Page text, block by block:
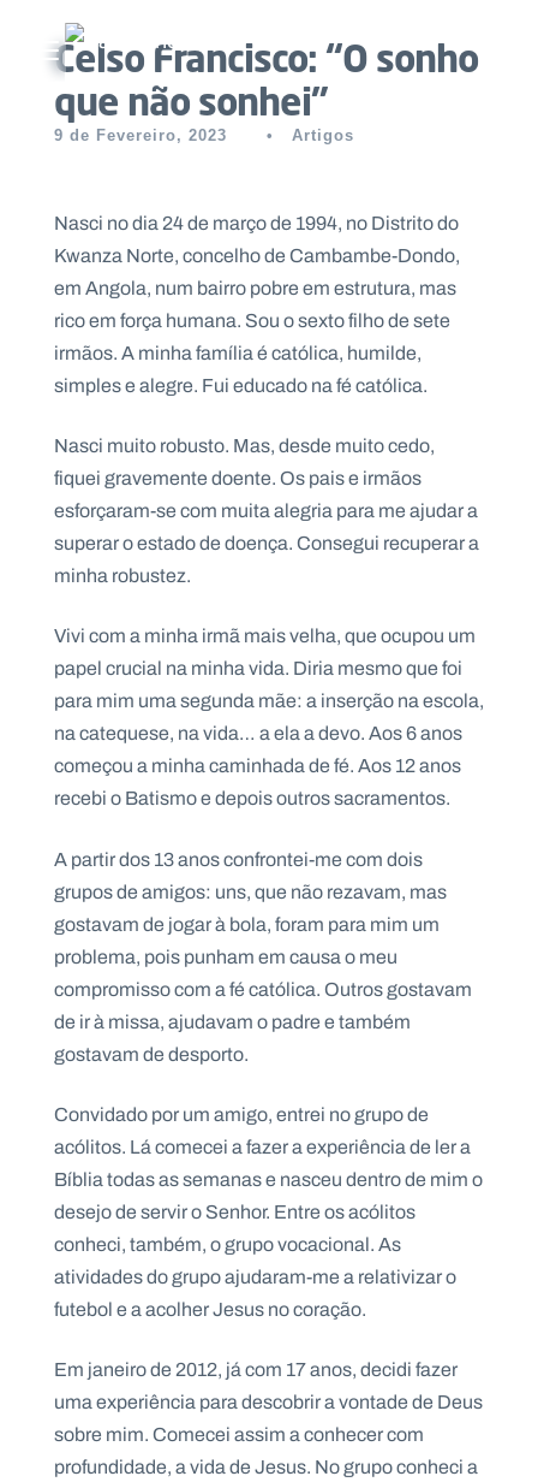
Abrir menu principal
9 de Fevereiro, 2023 • Artigos
Celso Francisco: “O sonho
que não sonhei”
Nasci no dia 24 de março de 1994, no Distrito do
Kwanza Norte, concelho de Cambambe-Dondo,
em Angola, num bairro pobre em estrutura, mas
rico em força humana. Sou o sexto filho de sete
irmãos. A minha família é católica, humilde,
simples e alegre. Fui educado na fé católica.
Nasci muito robusto. Mas, desde muito cedo,
fiquei gravemente doente. Os pais e irmãos
esforçaram-se com muita alegria para me ajudar a
superar o estado de doença. Consegui recuperar a
minha robustez.
Vivi com a minha irmã mais velha, que ocupou um
papel crucial na minha vida. Diria mesmo que foi
para mim uma segunda mãe: a inserção na escola,
na catequese, na vida… a ela a devo. Aos 6 anos
começou a minha caminhada de fé. Aos 12 anos
recebi o Batismo e depois outros sacramentos.
A partir dos 13 anos confrontei-me com dois
grupos de amigos: uns, que não rezavam, mas
gostavam de jogar à bola, foram para mim um
problema, pois punham em causa o meu
compromisso com a fé católica. Outros gostavam
de ir à missa, ajudavam o padre e também
gostavam de desporto.
Convidado por um amigo, entrei no grupo de
acólitos. Lá comecei a fazer a experiência de ler a
Bíblia todas as semanas e nasceu dentro de mim o
desejo de servir o Senhor. Entre os acólitos
conheci, também, o grupo vocacional. As
atividades do grupo ajudaram-me a relativizar o
futebol e a acolher Jesus no coração.
Em janeiro de 2012, já com 17 anos, decidi fazer
uma experiência para descobrir a vontade de Deus
sobre mim. Comecei assim a conhecer com
profundidade, a vida de Jesus. No grupo conheci a
Pesquisar no site
Quem
somos
O
que
Recursos
Notícias
P
O
R
T
L
A
I
O
L
S
a
l
e
s
i
a
n
o
s
p
A
e
n
d
a
C
n
t
a
c
s
N
e
w
s